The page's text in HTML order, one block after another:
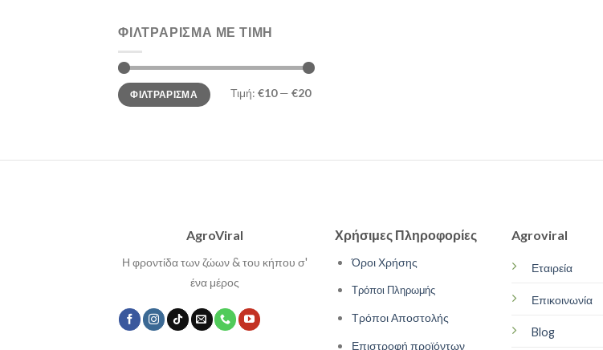
ΦΙΛΤΡΆΡΙΣΜΑ ΜΕ ΤΙΜΉ
Ελάχιστη
τιμή
Μέγιστη
τιμήΦΙΛΤΡΆΡΙΣΜΑ Τιμή: €10— €20
AgroViral
Η φροντίδα των ζώων & του κήπου σ'
ένα μέρος
Χρήσιμες Πληροφορίες
Όροι Χρήσης
Τρόποι Πληρωμής
Τρόποι Αποστολής
Επιστροφή προϊόντων
Agroviral
Εταιρεία
Επικοινωνία
Blog